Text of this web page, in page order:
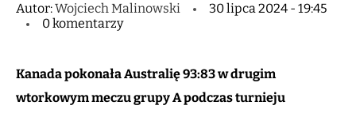
Autor:Wojciech Malinowski
30 lipca 2024 - 19:45
0 komentarzy
Kanada pokonała Australię 93:83 w drugim
wtorkowym meczu grupy A podczas turnieju